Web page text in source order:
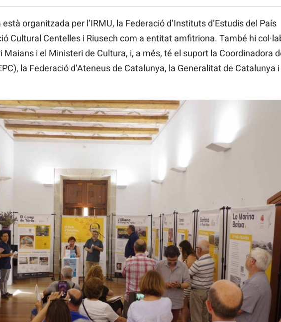
organitzada per l’IRMU, la Federació d’Instituts d’Estudis del País
Cultural Centelles i Riusech com a entitat amfitriona. També hi
Maians i el Ministeri de Cultura, i, a més, té el suport la Coordinadora
la Federació d’Ateneus de Catalunya, la Generalitat de Catalunya i